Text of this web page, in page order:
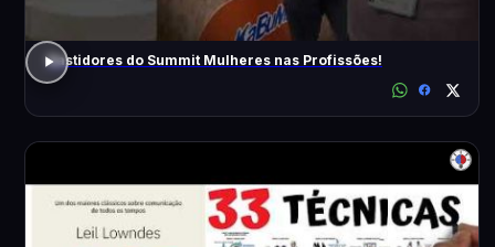
Bastidores do Summit Mulheres nas Profissões!